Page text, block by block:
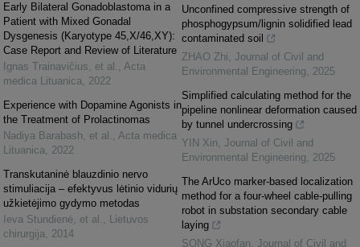
Early Bilateral Gonadoblastoma in a
Patient with Mixed Gonadal
Dysgenesis (Karyotype 45,X/46,XY):
Case Report and Review of Literature
Ignas Trainavičius, et al. , Acta
medica Lituanica, 2022
Experience with Dopamine Agonists in
the Treatment of Prolactinomas
Nadiya Barabash, et al. , Acta medica
Lituanica, 2022
Transkutaninė blauzdinio nervo
stimuliacija – efektyvus lėtinio vidurių
užkietėjimo gydymo metodas
Ieva Stundienė, et al. , Lietuvos
chirurgija, 2014
Unconfined compressive strength of
phosphogypsum/lignin solidified lead
contaminated soil
ZHAO Zhi, Journal of Civil and
Environmental Engineering, 2025
Simplified calculating method for the
pipeline nonlinear deformation caused
by tunnel undercrossing
YIN Xin, Journal of Civil and
Environmental Engineering, 2025
The ArUco marker-based localization
method for a four-wheel cable-pulling
robot in substation secondary cable
laying
SONG Xiaofan, Journal of Civil and